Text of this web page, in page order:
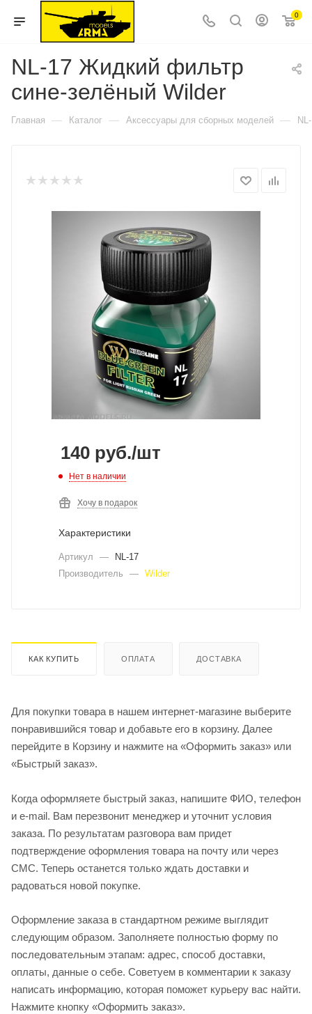
0
NL-17 Жидкий фильтр
сине-зелёный Wilder
Главная — Каталог — Аксессуары для сборных моделей —
140 руб./шт
Нет в наличии
Хочу в подарок
Характеристики
Артикул —
NL-17
Производитель
— Wilder
КАК КУПИТЬ ОПЛАТА ДОСТАВКА
Для покупки товара в нашем интернет-магазине выберите
понравившийся товар и добавьте его в корзину. Далее
перейдите в Корзину и нажмите на «Оформить заказ» или
«Быстрый заказ».
Когда оформляете быстрый заказ, напишите ФИО, телефон
и e-mail. Вам перезвонит менеджер и уточнит условия
заказа. По результатам разговора вам придет
подтверждение оформления товара на почту или через
СМС. Теперь останется только ждать доставки и
радоваться новой покупке.
Оформление заказа в стандартном режиме выглядит
следующим образом. Заполняете полностью форму по
последовательным этапам: адрес, способ доставки,
оплаты, данные о себе. Советуем в комментарии к заказу
написать информацию, которая поможет курьеру вас найти.
Нажмите кнопку «Оформить заказ».